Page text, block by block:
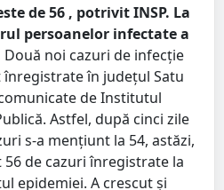
de 56 , potrivit INSP. La
persoanelor infectate a
Două noi cazuri de infecție
în județul Satu
de Institutul
Astfel, după cinci zile
s-a mențiunt la 54, astăzi,
de cazuri înregistrate la
epidemiei. A crescut și